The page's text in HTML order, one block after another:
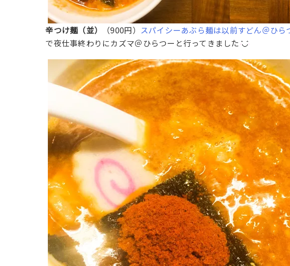
辛つけ麺（並） （900円） スパイシーあぶら麺は以前すどん＠ひら
で夜仕事終わりにカズマ＠ひらつーと行ってきました